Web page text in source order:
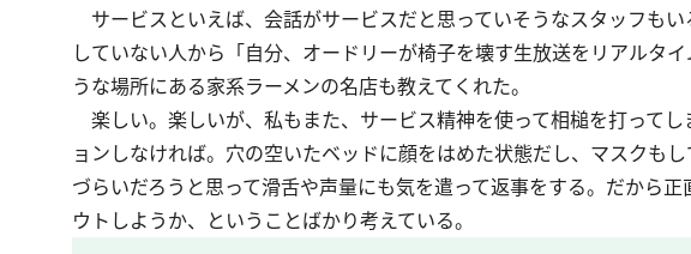
サービスといえば、会話がサービスだと思っていそうなスタッフも
していない人から「自分、オードリーが椅子を壊す生放送をリアルタ
うな場所にある家系ラーメンの名店も教えてくれた。
楽しい。楽しいが、私もまた、サービス精神を使って相槌を打って
ョンしなければ。穴の空いたベッドに顔をはめた状態だし、マスクも
づらいだろうと思って滑舌や声量にも気を遣って返事をする。だから
ウトしようか、ということばかり考えている。